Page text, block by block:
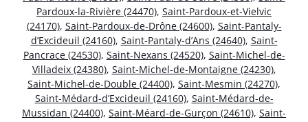
Pardoux-la-Rivière (24470), Saint-Pardoux-et-Vielvic
(24170), Saint-Pardoux-de-Drône (24600), Saint-Pantaly-
d’Excideuil (24160), Saint-Pantaly-d’Ans (24640), Saint-
Pancrace (24530), Saint-Nexans (24520), Saint-Michel-de-
Villadeix (24380), Saint-Michel-de-Montaigne (24230),
Saint-Michel-de-Double (24400), Saint-Mesmin (24270),
Saint-Médard-d’Excideuil (24160), Saint-Médard-de-
Mussidan (24400), Saint-Méard-de-Gurçon (24610), Saint-